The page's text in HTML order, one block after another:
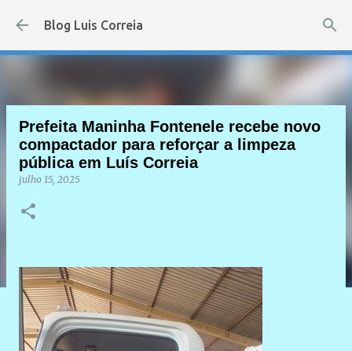
Pular para o conteúdo principal
Blog Luis Correia
Prefeita Maninha Fontenele recebe novo
compactador para reforçar a limpeza
pública em Luís Correia
julho 15, 2025